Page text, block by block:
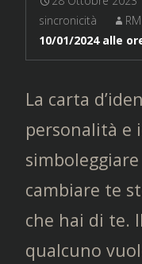
sincronicità
RM
10/01/2024 alle
La carta
personalità e
cambiare te
che hai di te.
qualcuno